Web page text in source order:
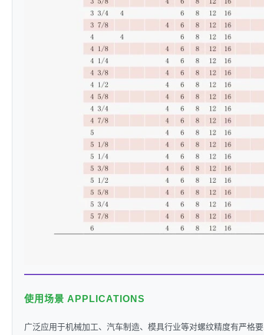
使用场景 APPLICATIONS
广泛应用于机械加工、汽车制造、模具行业等对螺纹精度有严格